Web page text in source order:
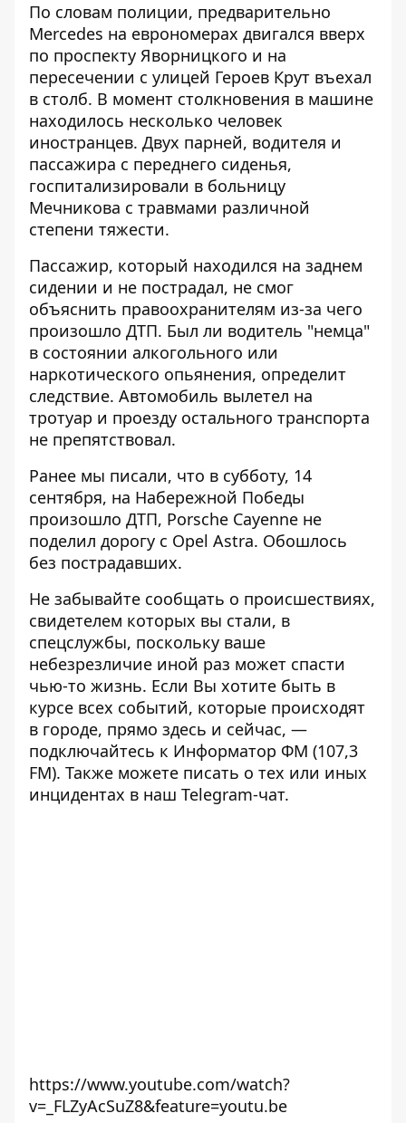
По словам полиции, предварительно
Mercedes на еврономерах двигался вверх
по проспекту Яворницкого и на
пересечении с улицей Героев Крут въехал
в столб. В момент столкновения в машине
находилось несколько человек
иностранцев. Двух парней, водителя и
пассажира с переднего сиденья,
госпитализировали в больницу
Мечникова с травмами различной
степени тяжести.
Пассажир, который находился на заднем
сидении и не пострадал, не смог
объяснить правоохранителям из-за чего
произошло ДТП. Был ли водитель "немца"
в состоянии алкогольного или
наркотического опьянения, определит
следствие. Автомобиль вылетел на
тротуар и проезду остального транспорта
не препятствовал.
Ранее мы писали, что в субботу, 14
сентября, на Набережной Победы
произошло ДТП, Porsche Cayenne не
поделил дорогу с Opel Astra. Обошлось
без пострадавших.
Не забывайте сообщать о происшествиях,
свидетелем которых вы стали, в
спецслужбы, поскольку ваше
небезрезличие иной раз может спасти
чью-то жизнь. Если Вы хотите быть в
курсе всех событий, которые происходят
в городе, прямо здесь и сейчас, —
подключайтесь к Информатор ФМ (107,3
FM). Также можете писать о тех или иных
инцидентах в наш Telegram-чат.
https://www.youtube.com/watch?
v=_FLZyAcSuZ8&feature=youtu.be